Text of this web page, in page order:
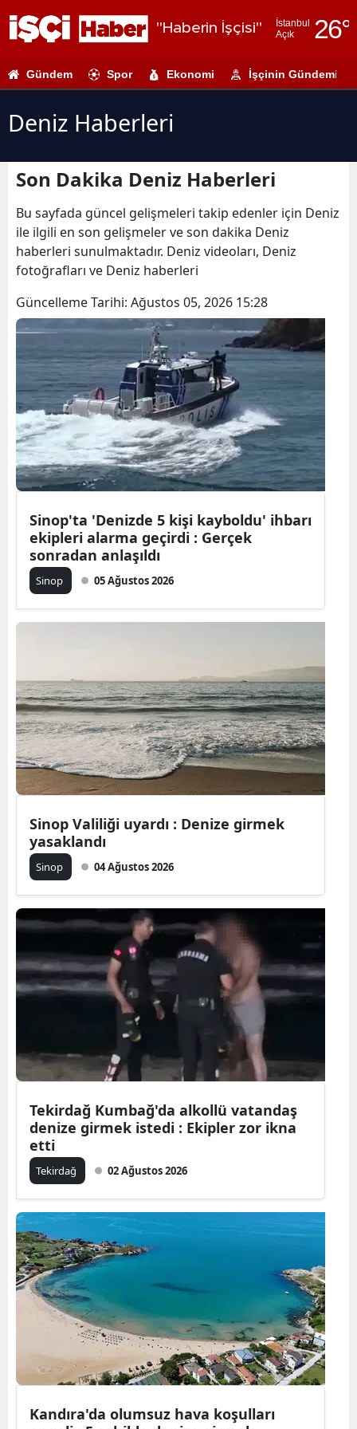
"Haberin İşçisi"
İstanbul
Açık
26°
Adıyaman
Ankara
Balıkesir
Bilecik
Bingöl
Bitlis
Bolu
Çankırı
Denizli
Diyarbakır
Edirne
Elazığ
Erzincan
Gaziantep
Gümüşhane
Hakkari
Isparta
İstanbul
Kastamonu
Kırklareli
Kırşehir
Kocaeli
Konya
Gündem Spor Ekonomi İşçinin Gündemi
Deniz Haberleri
Son Dakika Deniz Haberleri
Bu sayfada güncel gelişmeleri takip edenler için Deniz
ile ilgili en son gelişmeler ve son dakika Deniz
haberleri sunulmaktadır. Deniz videoları, Deniz
fotoğrafları ve Deniz haberleri
Güncelleme Tarihi: Ağustos 05, 2026 15:28
Sinop'ta 'Denizde 5 kişi kayboldu' ihbarı
ekipleri alarma geçirdi : Gerçek
sonradan anlaşıldı
Sinop 05 Ağustos 2026
Sinop Valiliği uyardı : Denize girmek
yasaklandı
Sinop 04 Ağustos 2026
Tekirdağ Kumbağ'da alkollü vatandaş
denize girmek istedi : Ekipler zor ikna
etti
Tekirdağ 02 Ağustos 2026
Kandıra'da olumsuz hava koşulları